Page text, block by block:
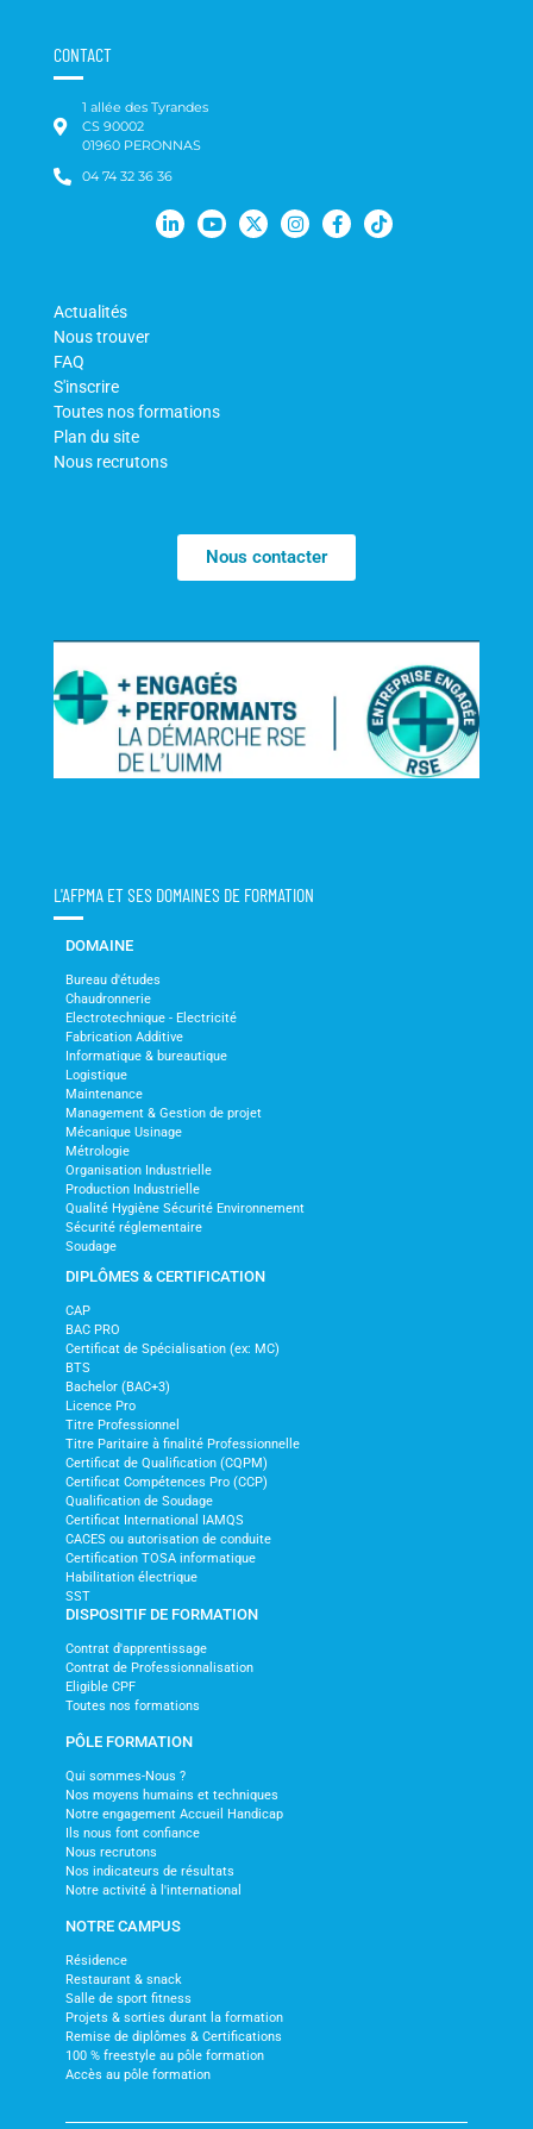
CONTACT
1 allée des Tyrandes
CS 90002
01960 PERONNAS
04 74 32 36 36
Actualités
Nous trouver
FAQ
S'inscrire
Toutes nos formations
Plan du site
Nous recrutons
Nous contacter
L'AFPMA ET SES DOMAINES DE FORMATION
DOMAINE
Bureau d'études
Chaudronnerie
Electrotechnique - Electricité
Fabrication Additive
Informatique & bureautique
Logistique
Maintenance
Management & Gestion de projet
Mécanique Usinage
Métrologie
Organisation Industrielle
Production Industrielle
Qualité Hygiène Sécurité Environnement
Sécurité réglementaire
Soudage
DIPLÔMES & CERTIFICATION
CAP
BAC PRO
Certificat de Spécialisation (ex: MC)
BTS
Bachelor (BAC+3)
Licence Pro
Titre Professionnel
Titre Paritaire à finalité Professionnelle
Certificat de Qualification (CQPM)
Certificat Compétences Pro (CCP)
Qualification de Soudage
Certificat International IAMQS
CACES ou autorisation de conduite
Certification TOSA informatique
Habilitation électrique
SST
DISPOSITIF DE FORMATION
Contrat d'apprentissage
Contrat de Professionnalisation
Eligible CPF
Toutes nos formations
PÔLE FORMATION
Qui sommes-Nous ?
Nos moyens humains et techniques
Notre engagement Accueil Handicap
Ils nous font confiance
Nous recrutons
Nos indicateurs de résultats
Notre activité à l'international
NOTRE CAMPUS
Résidence
Restaurant & snack
Salle de sport fitness
Projets & sorties durant la formation
Remise de diplômes & Certifications
100 % freestyle au pôle formation
Accès au pôle formation